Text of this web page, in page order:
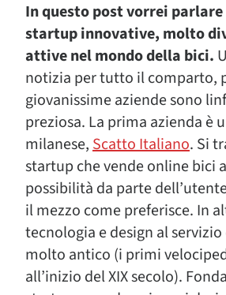
In questo post vorrei
startup innovative, molto
attive nel mondo della bici.
notizia per tutto il comparto,
giovanissime aziende sono
preziosa. La prima azienda è
milanese,Scatto Italiano. Si
startup che vende online bici
possibilità da parte
il mezzo come preferisce. In
tecnologia e design al
molto antico (i primi
all’inizio del XIX secolo).